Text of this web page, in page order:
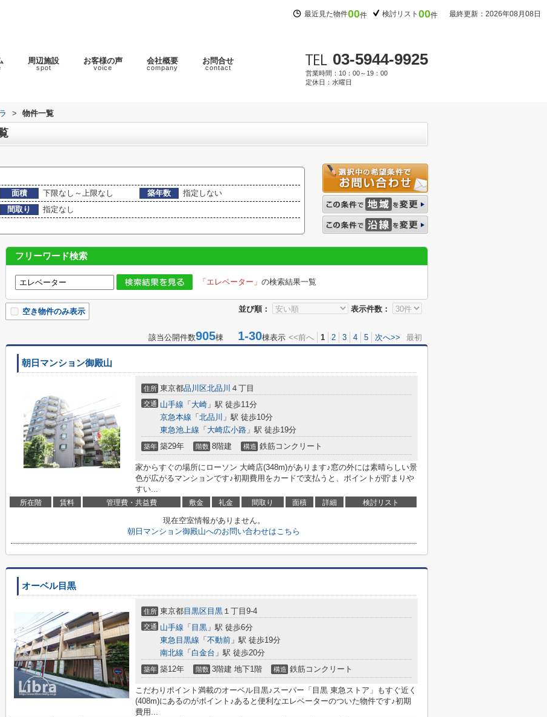
最近見た物件00件 検討リスト 00件 最終更新：2026年08月08日
周辺施設
spot
お客様の声
voice
会社概要
company
お問合せ
contact 03-5944-9925
営業時間：10：00～19：00
定休日：水曜日
> 物件一覧
面積 下限なし～上限なし 築年数
指定しない
間取り
指定なし
フリーワード検索
「エレベーター」 の検索結果一覧
並び順： 表示件数：
空き物件のみ表示
該当公開件数905棟 1-30棟表示 <<前へ 1 2 3 4 5 次へ>> 最初
朝日マンション御殿山
住所 東京都品川区北品川 ４丁目
交通 山手線 「 大崎 」駅 徒歩11分
京急本線 「 北品川 」駅 徒歩10分
東急池上線 「 大崎広小路 」駅 徒歩19分
築年 築29年 階数 8階建 構造 鉄筋コンクリート
家からすぐの場所にローソン 大崎店(348m)があります♪窓の外には素晴らしい景
色が広がるマンションです♪初期費用をカードで支払うと、ポイントが貯まりや
すい...
所在階 賃料 管理費・共益費 敷金 礼金 間取り 面積 詳細 検討リスト
現在空室情報がありません。
朝日マンション御殿山へのお問い合わせはこちら
オーベル目黒
住所 東京都目黒区目黒 １丁目9-4
交通 山手線 「 目黒 」駅 徒歩6分
東急目黒線 「 不動前 」駅 徒歩19分
南北線 「 白金台 」駅 徒歩20分
築年 築12年 階数 3階建 地下1階 構造 鉄筋コンクリート
こだわりポイント満載のオーベル目黒♪スーパー「目黒 東急ストア」もすぐ近く
(408m)にあるのがポイント♪あると便利なエレベーターのついた物件です♪初期
費用...